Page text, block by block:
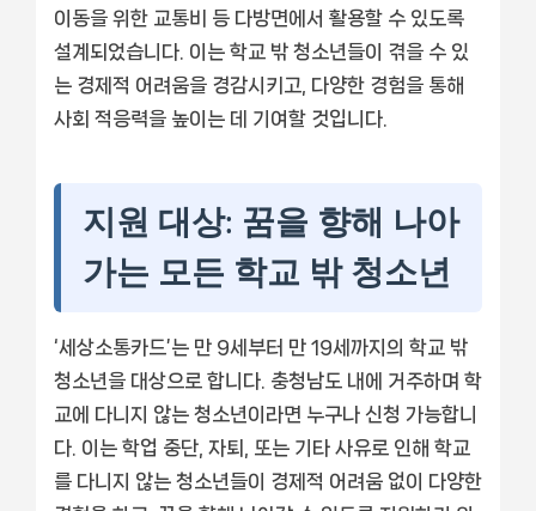
이동을 위한 교통비 등 다방면에서 활용할 수 있도록
설계되었습니다. 이는 학교 밖 청소년들이 겪을 수 있
는 경제적 어려움을 경감시키고, 다양한 경험을 통해
사회 적응력을 높이는 데 기여할 것입니다.
지원 대상: 꿈을 향해 나아
가는 모든 학교 밖 청소년
‘세상소통카드’는 만 9세부터 만 19세까지의 학교 밖
청소년을 대상으로 합니다. 충청남도 내에 거주하며 학
교에 다니지 않는 청소년이라면 누구나 신청 가능합니
다. 이는 학업 중단, 자퇴, 또는 기타 사유로 인해 학교
를 다니지 않는 청소년들이 경제적 어려움 없이 다양한